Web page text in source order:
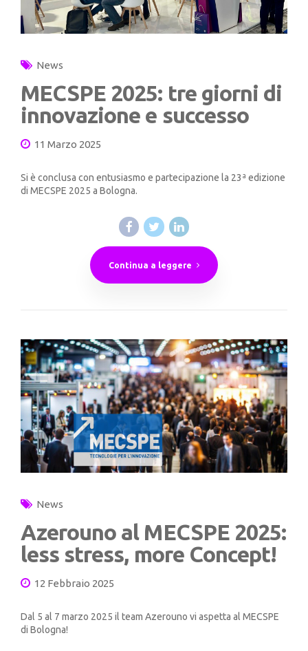
News
MECSPE 2025: tre giorni di
innovazione e successo
11 Marzo 2025
Si è conclusa con entusiasmo e partecipazione la 23ª edizione
di MECSPE 2025 a Bologna.
Continua a leggere
News
Azerouno al MECSPE 2025:
less stress, more Concept!
12 Febbraio 2025
Dal 5 al 7 marzo 2025 il team Azerouno vi aspetta al MECSPE
di Bologna!